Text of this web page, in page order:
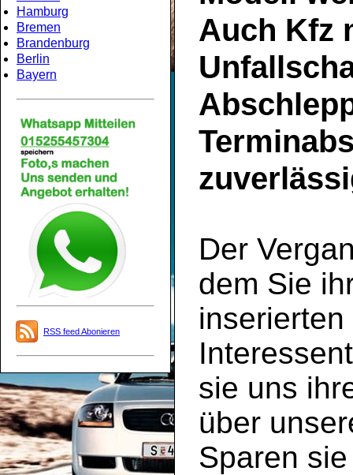
Hamburg
Bremen
Brandenburg
Berlin
Bayern
RSS feed Abonieren
Auch Kfz
Der
dem Sie
sie uns
über
Sparen